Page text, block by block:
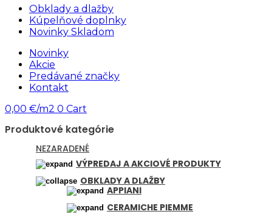
Obklady a dlažby
Kúpelňové doplnky
Novinky Skladom
Novinky
Akcie
Predávané značky
Kontakt
0,00 €/m2 0 Cart
Produktové kategórie
NEZARADENÉ
VÝPREDAJ A AKCIOVÉ PRODUKTY
OBKLADY A DLAŽBY
APPIANI
CERAMICHE PIEMME